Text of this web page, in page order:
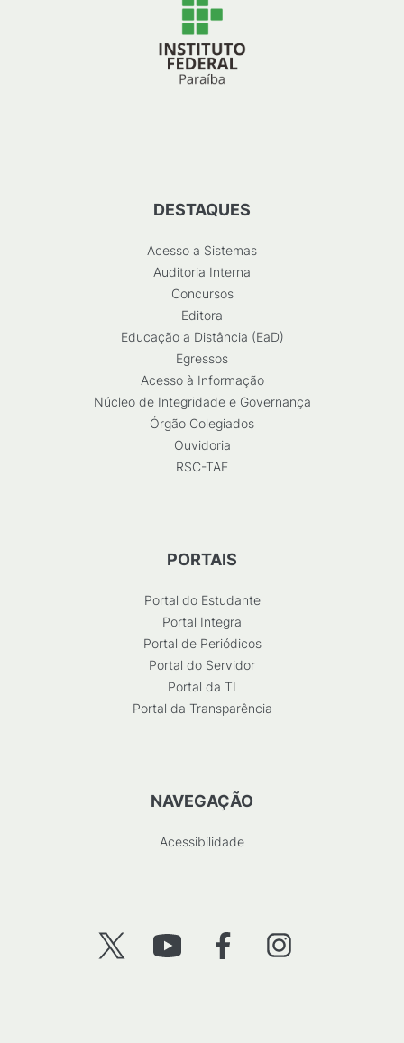
DESTAQUES
Acesso a Sistemas
Auditoria Interna
Concursos
Editora
Educação a Distância (EaD)
Egressos
Acesso à Informação
Núcleo de Integridade e Governança
Órgão Colegiados
Ouvidoria
RSC-TAE
PORTAIS
Portal do Estudante
Portal Integra
Portal de Periódicos
Portal do Servidor
Portal da TI
Portal da Transparência
NAVEGAÇÃO
Acessibilidade